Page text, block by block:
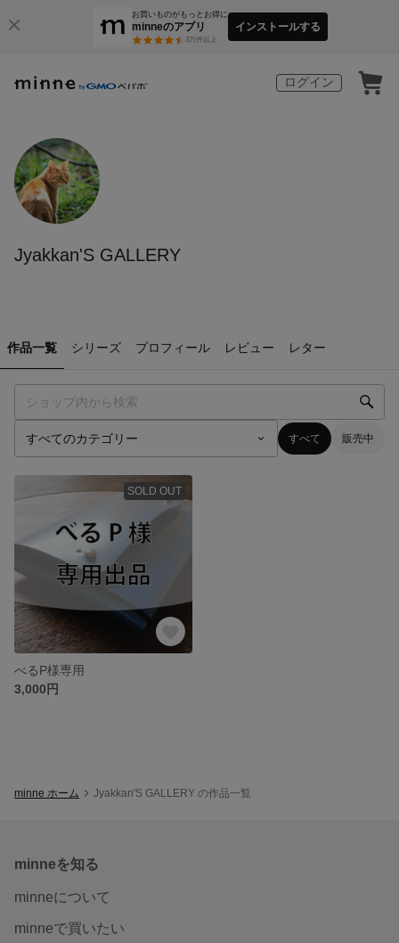
お買いものがもっとお得に
minneのアプリ
3万件以上
インストールする
ログイン
Jyakkan'S GALLERY
作品一覧 シリーズ プロフィール レビュー レター
すべて 販売中
SOLD OUT
べるP様専用
3,000円
minne ホーム Jyakkan'S GALLERY の作品一覧
minneを知る
minneについて
minneで買いたい